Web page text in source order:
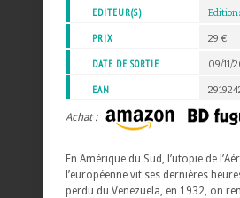
EDITEUR(S)
PRIX 29 €
DATE DE SORTIE 09/11/
EAN
Achat :
En Amérique du Sud, l’utopie de
l’européenne vit ses dernières
perdu du Venezuela, en 1932, on